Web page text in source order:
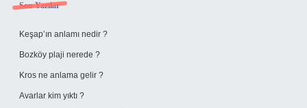
Sidebar
Son Yazılar
Keşap’ın anlamı nedir ?
Bozköy plaji nerede ?
Kros ne anlama gelir ?
Avarlar kim yıktı ?